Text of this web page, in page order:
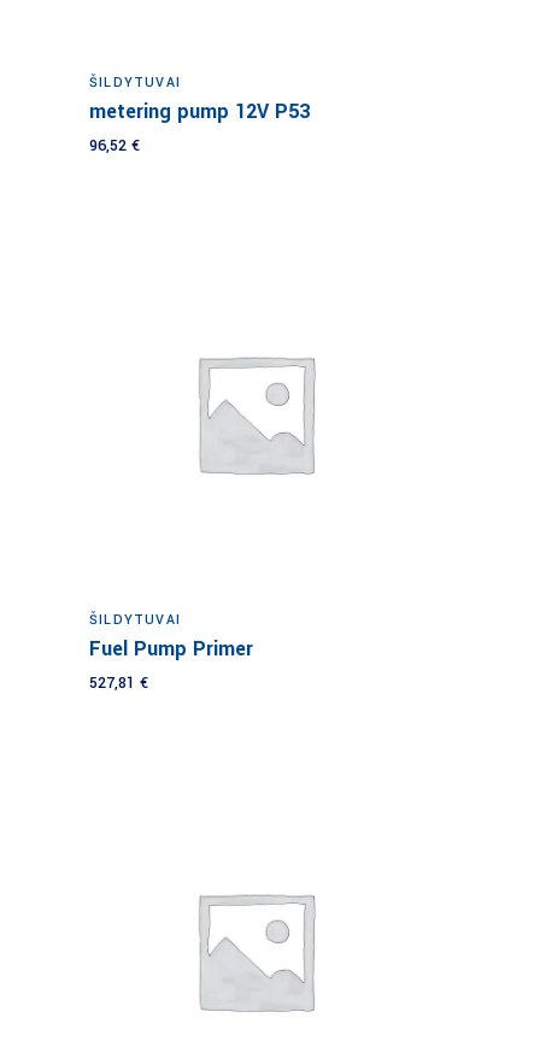
ŠILDYTUVAI
metering pump 12V P53
96,52 €
ŠILDYTUVAI
Fuel Pump Primer
527,81 €